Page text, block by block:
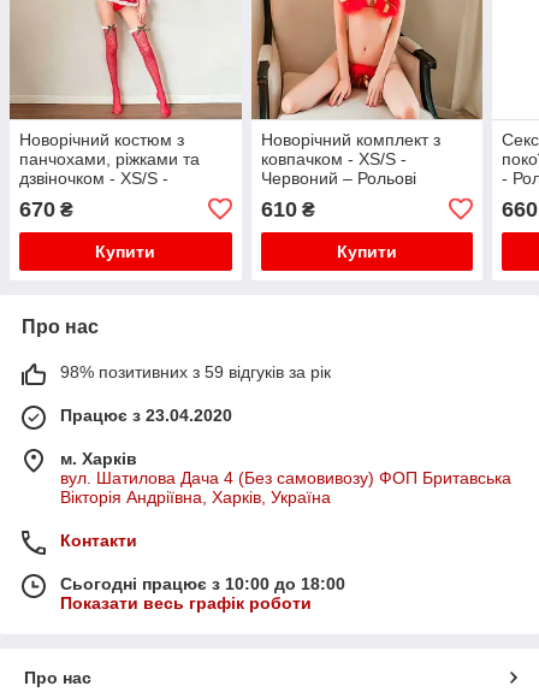
Новорічний костюм з
панчохами, ріжками та
дзвіночком - XS/S -
костюми
670 ₴
Купити
Новорічний комплект з
ковпачком - XS/S -
Червоний – Рольові
610₴
Купити
-
660
Про нас
98% позитивних з 59 відгуків за рік
Працює з 23.04.2020
м. Харків
вул. Шатилова Дача 4 (Без самовивозу) ФОП Бритавська
Вікторія Андріївна, Харків, Україна
Контакти
Сьогодні працює з 10:00 до 18:00
Показати весь графік роботи
Про нас